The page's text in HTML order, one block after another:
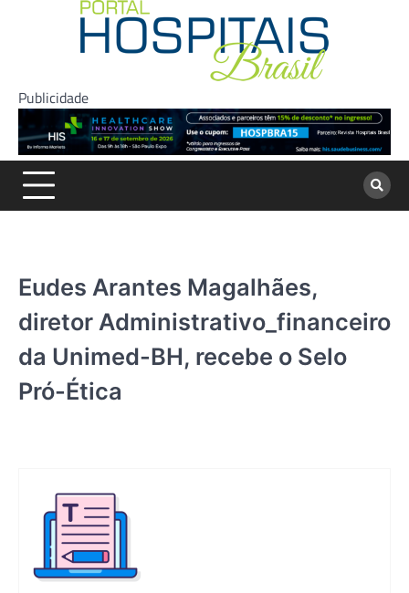
Publicidade
Eudes Arantes Magalhães,
diretor Administrativo_financeiro
da Unimed-BH, recebe o Selo
Pró-Ética